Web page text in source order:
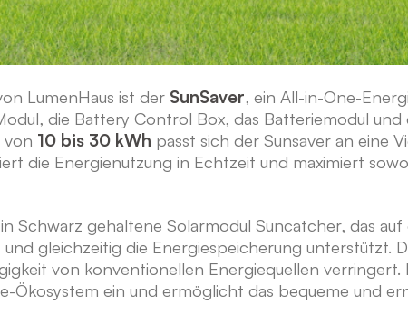
LumenHaus ist der SunSaver , ein All-in-One-
die Battery Control Box, das Batteriemodul und
von 10 bis 30 kWh passt sich der Sunsaver an eine
die Energienutzung in Echtzeit und maximiert
Schwarz gehaltene Solarmodul Suncatcher, das
gleichzeitig die Energiespeicherung unterstützt.
von konventionellen Energiequellen
Ökosystem ein und ermöglicht das bequeme und